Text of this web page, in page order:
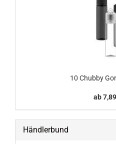
10 Chubby
ab
Händlerbund